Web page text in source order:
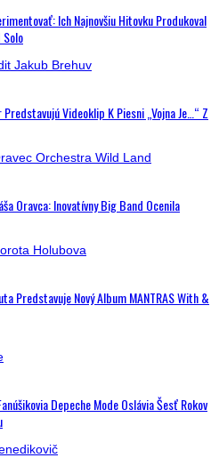
Ich Najnovšiu Hitovku Produkoval
Videoklip K Piesni „Vojna Je…“ Z
Oravca: Inovatívny Big Band Ocenila
Predstavuje Nový Album MANTRAS With &
Depeche Mode Oslávia Šesť Rokov